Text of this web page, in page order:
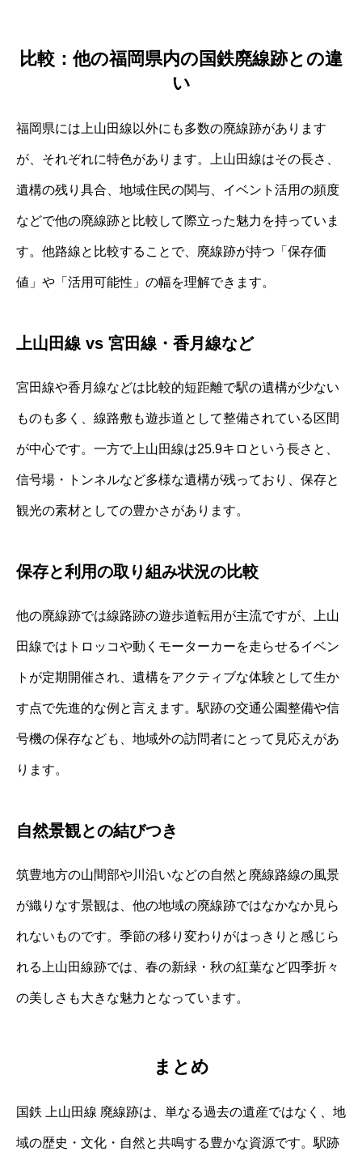
比較：他の福岡県内の国鉄廃線跡との違
い
福岡県には上山田線以外にも多数の廃線跡があります
が、それぞれに特色があります。上山田線はその長さ、
遺構の残り具合、地域住民の関与、イベント活用の頻度
などで他の廃線跡と比較して際立った魅力を持っていま
す。他路線と比較することで、廃線跡が持つ「保存価
値」や「活用可能性」の幅を理解できます。
上山田線 vs 宮田線・香月線など
宮田線や香月線などは比較的短距離で駅の遺構が少ない
ものも多く、線路敷も遊歩道として整備されている区間
が中心です。一方で上山田線は25.9キロという長さと、
信号場・トンネルなど多様な遺構が残っており、保存と
観光の素材としての豊かさがあります。
保存と利用の取り組み状況の比較
他の廃線跡では線路跡の遊歩道転用が主流ですが、上山
田線ではトロッコや動くモーターカーを走らせるイベン
トが定期開催され、遺構をアクティブな体験として生か
す点で先進的な例と言えます。駅跡の交通公園整備や信
号機の保存なども、地域外の訪問者にとって見応えがあ
ります。
自然景観との結びつき
筑豊地方の山間部や川沿いなどの自然と廃線路線の風景
が織りなす景観は、他の地域の廃線跡ではなかなか見ら
れないものです。季節の移り変わりがはっきりと感じら
れる上山田線跡では、春の新緑・秋の紅葉など四季折々
の美しさも大きな魅力となっています。
まとめ
国鉄 上山田線 廃線跡は、単なる過去の遺産ではなく、地
域の歴史・文化・自然と共鳴する豊かな資源です。駅跡